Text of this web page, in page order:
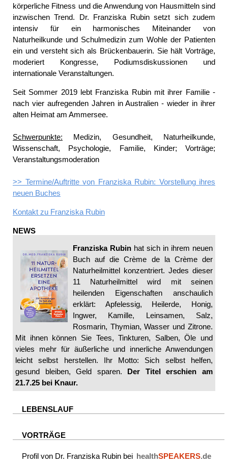
körperliche Fitness und die Anwendung von Hausmitteln sind
inzwischen Trend. Dr. Franziska Rubin setzt sich zudem
intensiv für ein harmonisches Miteinander von
Naturheilkunde und Schulmedizin zum Wohle der Patienten
ein und versteht sich als Brückenbauerin. Sie hält Vorträge,
moderiert Kongresse, Podiumsdiskussionen und
internationale Veranstaltungen.
Seit Sommer 2019 lebt Franziska Rubin mit ihrer Familie -
nach vier aufregenden Jahren in Australien - wieder in ihrer
alten Heimat am Ammersee.
Schwerpunkte: Medizin, Gesundheit, Naturheilkunde,
Wissenschaft, Psychologie, Familie, Kinder; Vorträge;
Veranstaltungsmoderation
>> Termine/Auftritte von Franziska Rubin: Vorstellung ihres
neuen Buches
Kontakt zu Franziska Rubin
NEWS
Franziska Rubin hat sich in ihrem neuen
Buch auf die Crème de la Crème der
Naturheilmittel konzentriert. Jedes dieser
11 Naturheilmittel wird mit seinen
heilenden Eigenschaften anschaulich
erklärt: Apfelessig, Heilerde, Honig,
Ingwer, Kamille, Leinsamen, Salz,
Rosmarin, Thymian, Wasser und Zitrone.
Mit ihnen können Sie Tees, Tinkturen, Salben, Öle und
vieles mehr für äußerliche und innerliche Anwendungen
leicht selbst herstellen. Ihr Motto: Sich selbst helfen,
gesund bleiben, Geld sparen. Der Titel erschien am
21.7.25 bei Knaur.
LEBENSLAUF
VORTRÄGE
Profil von Dr. Franziska Rubin bei healthSPEAKERS.de